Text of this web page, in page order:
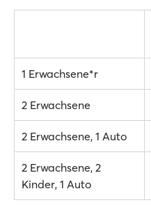
1 Erwachsene*r
2 Erwachsene
2 Erwachsene, 1 Auto
2 Erwachsene, 2
Kinder, 1 Auto